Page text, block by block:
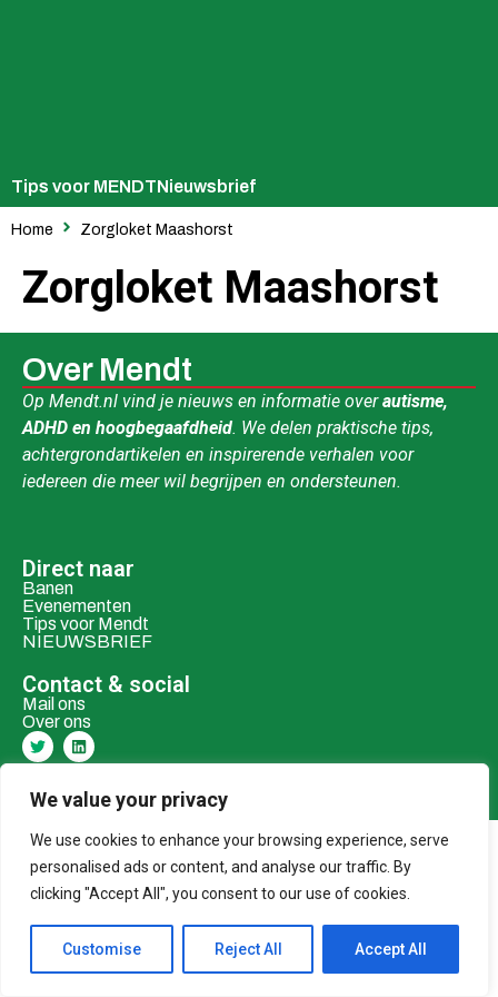
We value your privacy
We use cookies to enhance your browsing experience, serve
personalised ads or content, and analyse our traffic. By
clicking "Accept All", you consent to our use of cookies.
Customise Reject All Accept All
Tips voor MENDTNieuwsbrief
Home Zorgloket Maashorst
Zorgloket Maashorst
Over Mendt
Op Mendt.nl vind je nieuws en informatie overautisme,
ADHD en hoogbegaafdheid. We delen praktische tips,
achtergrondartikelen en inspirerende verhalen voor
iedereen die meer wil begrijpen en ondersteunen.
Direct naar
Banen
Evenementen
Tips voor Mendt
NIEUWSBRIEF
Contact & social
Mail ons
Over ons
Donaties
© 2026 MENDT